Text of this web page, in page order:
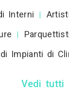
Interni |
|
Impianti di
Vedi tutti